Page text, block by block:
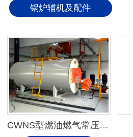
锅炉辅机及配件
CWNS型燃油燃气常压热水锅炉